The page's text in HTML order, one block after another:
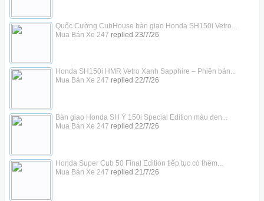
Quốc Cường CubHouse bàn giao Honda SH150i Vetro...
Mua Bán Xe 247 replied 23/7/26
Honda SH150i HMR Vetro Xanh Sapphire – Phiên bản...
Mua Bán Xe 247 replied 22/7/26
Bàn giao Honda SH Ý 150i Special Edition màu đen...
Mua Bán Xe 247 replied 22/7/26
Honda Super Cub 50 Final Edition tiếp tục có thêm...
Mua Bán Xe 247 replied 21/7/26